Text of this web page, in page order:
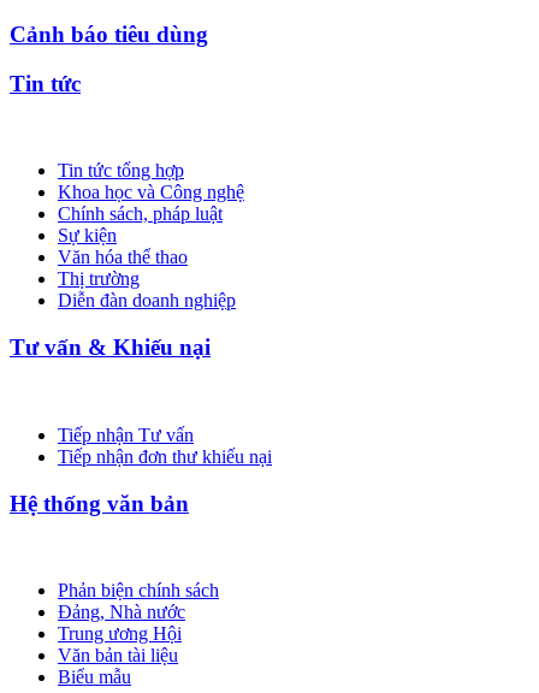
Cảnh báo tiêu dùng
Tin tức
Tin tức tổng hợp
Khoa học và Công nghệ
Chính sách, pháp luật
Sự kiện
Văn hóa thể thao
Thị trường
Diễn đàn doanh nghiệp
Tư vấn & Khiếu nại
Tiếp nhận Tư vấn
Tiếp nhận đơn thư khiếu nại
Hệ thống văn bản
Phản biện chính sách
Đảng, Nhà nước
Trung ương Hội
Văn bản tài liệu
Biểu mẫu